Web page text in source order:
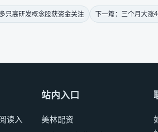
只高研发概念股获资金关注 下一篇：三个月大涨
读入
站内入口
美林配资